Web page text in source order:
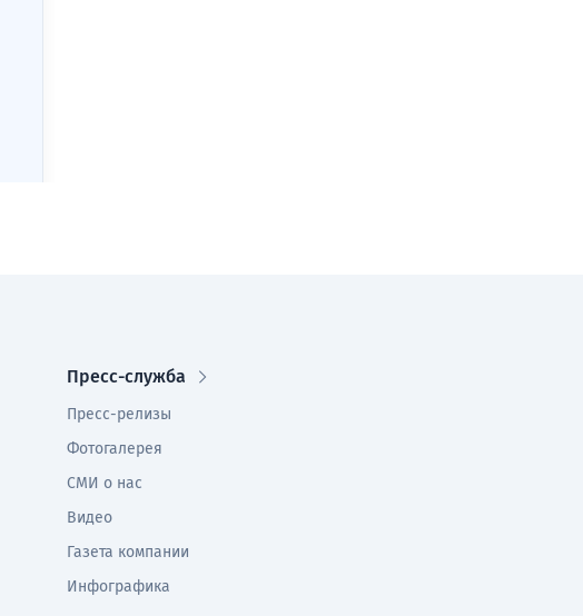
Пресс-служба
Пресс-релизы
Фотогалерея
СМИ о нас
Видео
Газета компании
Инфографика